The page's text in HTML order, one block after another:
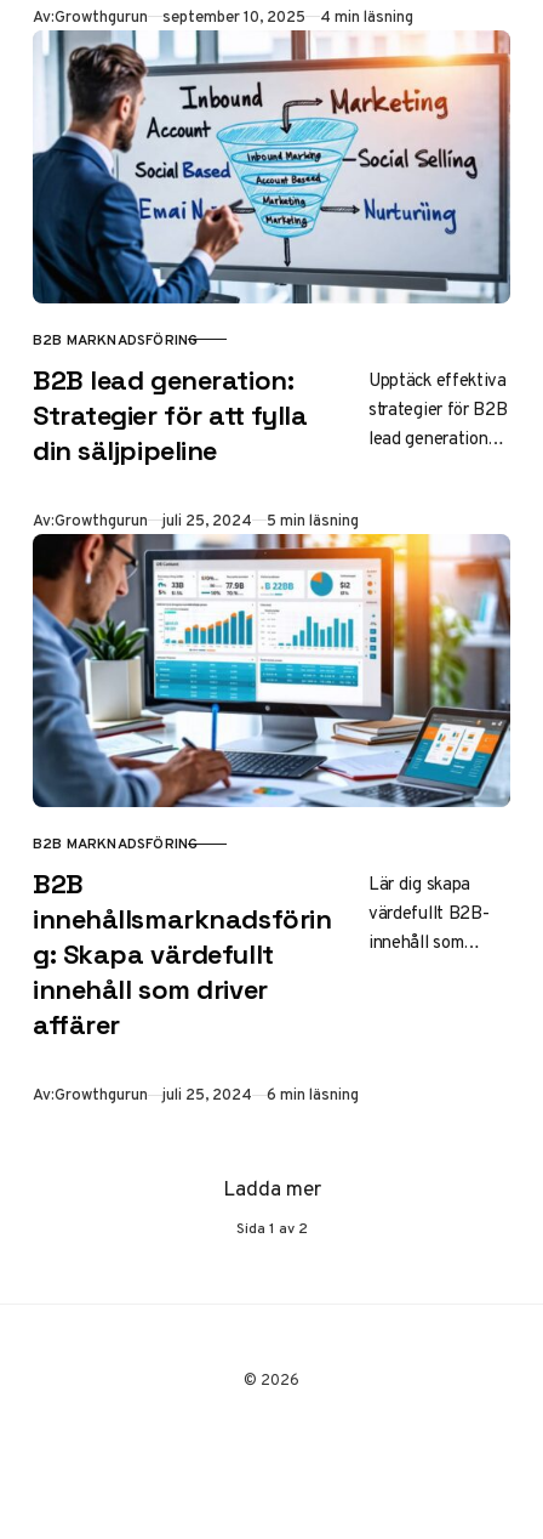
ABM-strategier
för högre ROI,
kortare säljcykler
och starkare
Av:Growthgurun Publicerad
september 10, 2025 4 min läsning
KATEGORI
B2B MARKNADSFÖRING
B2B lead generation:
Strategier för att fylla
din säljpipeline
Upptäck effektiva
strategier för B2B
lead generation
kvalificerade
prospekt.
Av:Growthgurun Publicerad
juli 25, 2024 5 min läsning
KATEGORI
B2B MARKNADSFÖRING
B2B
innehållsmarknadsförin
g: Skapa värdefullt
innehåll som driver
affärer
Lär dig skapa
värdefullt B2B-
innehåll som
Av:Growthgurun Publicerad
juli 25, 2024 6 min läsning
Sida 1 av 2
Ladda mer
© 2026